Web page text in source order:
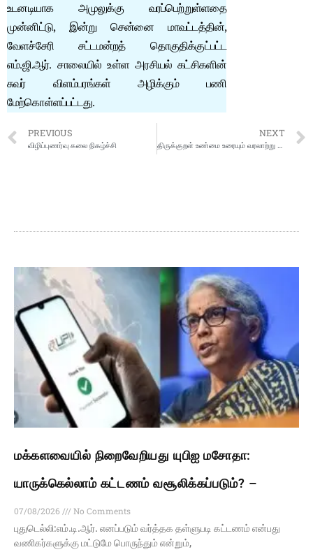
உடனடியாக அமுலுக்கு வரப்பெற்றுள்ளதை
முன்னிட்டு, இன்று சென்னை மாவட்டத்தின்,
வேளச்சேரி சட்டமன்றத் தொகுதிக்குட்பட்ட
எம்.ஜி.ஆர். சாலையில் உள்ள அரசியல் கட்சிகளின்
சுவர் விளம்பரங்கள் அழிக்கும் பணி
மேற்கொள்ளப்பட்டது.
PREVIOUS
விழிப்புணர்வு கலை நிகழ்ச்சி
NEXT
திருக்குறள் உண்மை உரையும் வரலாற்று ஆதாரங்களும்
மக்களவையில் நிறைவேறியது யுபிஐ மசோதா:
யாருக்கெல்லாம் கட்டணம் வசூலிக்கப்படும்? –
07/08/2026
No Comments
புதுடெல்லி:எம்.டி.ஆர். எனப்படும் வர்த்தக தள்ளுபடி கட்டணம் என்பது
வணிகர்களுக்கு மட்டுமே பொருந்தும் என்றும்,